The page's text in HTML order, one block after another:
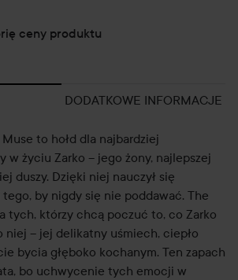
ceny produktu
DODATKOWE INFORMACJE
to hołd dla najbardziej
w życiu Zarko – jego żony, najlepszej
duszy. Dzięki niej nauczył się
by nigdy się nie poddawać. The
tych, którzy chcą poczuć to, co Zarko
niej – jej delikatny uśmiech, ciepło
bycia głęboko kochanym. Ten zapach
bo uchwycenie tych emocji w